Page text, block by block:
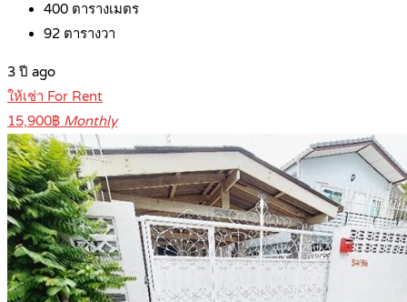
400 ตารางเมตร
92 ตารางวา
3 ปี ago
ให้เช่า For Rent
15,900฿ Monthly